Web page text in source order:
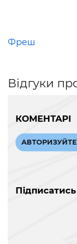
Фреш
Відгуки
КОМЕНТАРІ